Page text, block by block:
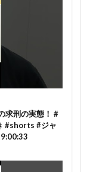
求刑の実態！ #
#shorts #ジャ